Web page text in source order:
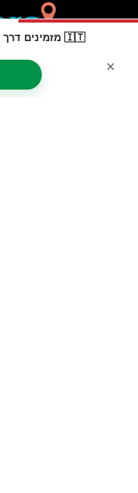
🇮🇹 מזמינים דרך Booking? קבלו
×